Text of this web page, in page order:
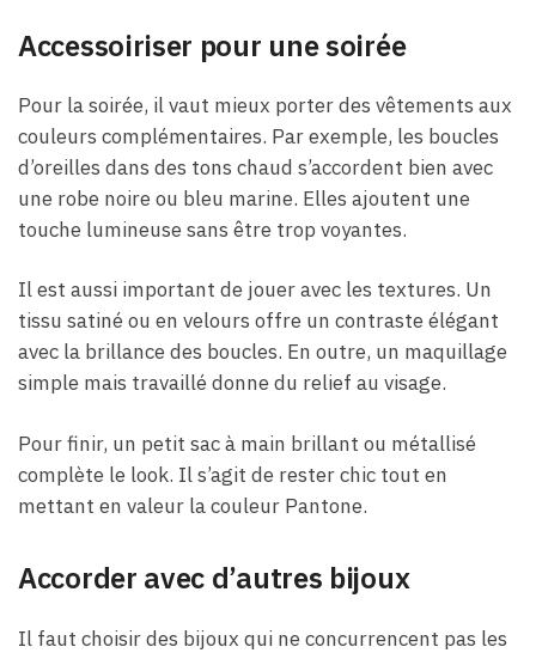
Accessoiriser pour une soirée
Pour la soirée, il vaut mieux porter des vêtements aux
couleurs complémentaires. Par exemple, les boucles
d’oreilles dans des tons chaud s’accordent bien avec
une robe noire ou bleu marine. Elles ajoutent une
touche lumineuse sans être trop voyantes.
Il est aussi important de jouer avec les textures. Un
tissu satiné ou en velours offre un contraste élégant
avec la brillance des boucles. En outre, un maquillage
simple mais travaillé donne du relief au visage.
Pour finir, un petit sac à main brillant ou métallisé
complète le look. Il s’agit de rester chic tout en
mettant en valeur la couleur Pantone.
Accorder avec d’autres bijoux
Il faut choisir des bijoux qui ne concurrencent pas les